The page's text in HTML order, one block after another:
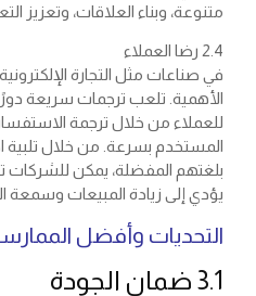
متنوعة، وبناء العلاقات، وتعزيز
2.4 رضا العملاء
في صناعات مثل التجارة
الأهمية. تلعب ترجمات سريعة
للعملاء من خلال ترجمة
المستخدم بسرعة. من خلال تلبية
بلغتهم المفضلة، يمكن للشركات
يؤدي إلى زيادة المبيعات وسمعة
التحديات وأفضل
3.1 ضمان الجودة